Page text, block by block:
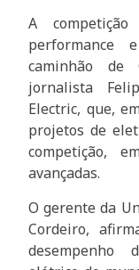
A
performance
caminhão de
jornalista
Electric, que,
projetos de
competição,
avançadas.
O gerente da
Cordeiro,
desempenho